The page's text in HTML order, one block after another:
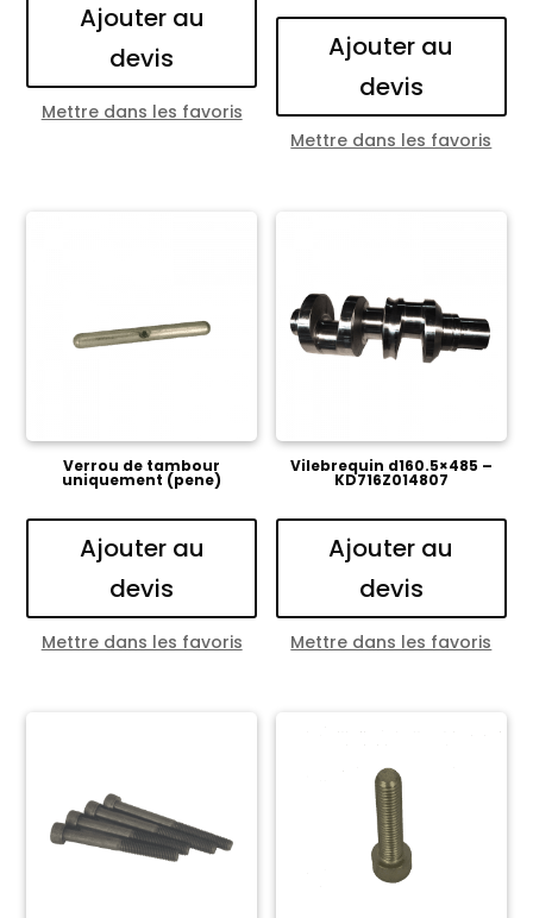
Ajouter au
devis
Mettre dans les favoris
Ajouter au
devis
Mettre dans les favoris
Verrou de tambour
uniquement (pene)
Ajouter au
devis
Mettre dans les favoris
Vilebrequin d160.5×485 –
KD716Z014807
Ajouter au
devis
Mettre dans les favoris